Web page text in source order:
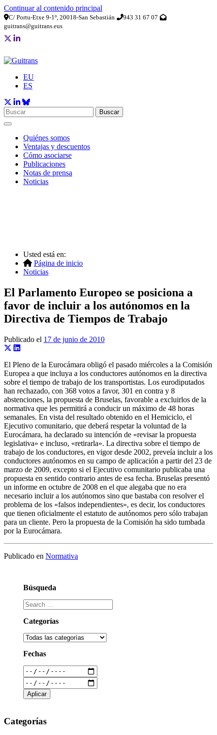
Continuar al contenido principal
C/ Portu-Etxe 9-1º, 20018-San Sebastián
943 31 67 07
guitrans@guitrans.eus
EU
ES
Buscar
Quiénes somos
Ventajas y descuentos
Cómo asociarse
Publicaciones
Notas de prensa
Noticias
Usted está en:
Página de inicio
Noticias
El Parlamento Europeo se posiciona a
favor de incluir a los autónomos en la
Directiva de Tiempos de Trabajo
Publicado el 17 de junio de 2010
El Pleno de la Eurocámara obligó el pasado miércoles a la Comisión
Europea a que incluya a los conductores autónomos en la directiva
sobre el tiempo de trabajo de los transportistas. Los eurodiputados
han rechazado, con 368 votos a favor, 301 en contra y 8
abstenciones, la propuesta de Bruselas, favorable a excluirlos de la
normativa que les permitirá a conducir un máximo de 48 horas
semanales. En vista del resultado obtenido en el Hemiciclo, el
Ejecutivo comunitario, que deberá respetar la voluntad de la
Eurocámara, ha declarado su intención de «revisar la propuesta
legislativa» e incluso, «retirarla». La directiva sobre el tiempo de
trabajo de los conductores, en vigor desde 2002, preveía incluir a los
conductores autónomos en su campo de aplicación a partir del 23 de
marzo de 2009, excepto si el Ejecutivo comunitario publicaba una
propuesta en sentido contrario antes de esa fecha. Bruselas presentó
un informe en octubre de 2008 en el que alegaba que no era
necesario incluir a los autónomos sino que bastaba con resolver el
problema de los «falsos independientes», es decir, los conductores
que tienen oficialmente el estatuto de autónomos pero sólo trabajan
para un cliente. Pero la propuesta de la Comisión ha sido tumbada
por la Eurocámara.
Publicado en Normativa
Búsqueda
Categorías
Fechas
Categorías